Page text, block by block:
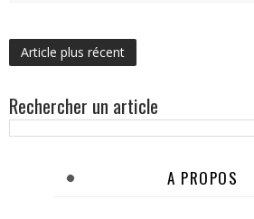
Article plus récent
Rechercher un article
A PROPOS